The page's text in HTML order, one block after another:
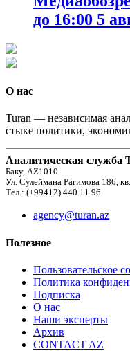
до 16:00 5
О нас
Turan — независимая
стыке политики,
Аналитическая служба
Баку, AZ1010
Ул. Сулеймана Рагимова 186,
Тел.: (+99412) 440 11 96
agency@turan.az
Полезное
Пользовательское
Политика
Подписка
О нас
Наши эксперты
Архив
CONTACT AZ